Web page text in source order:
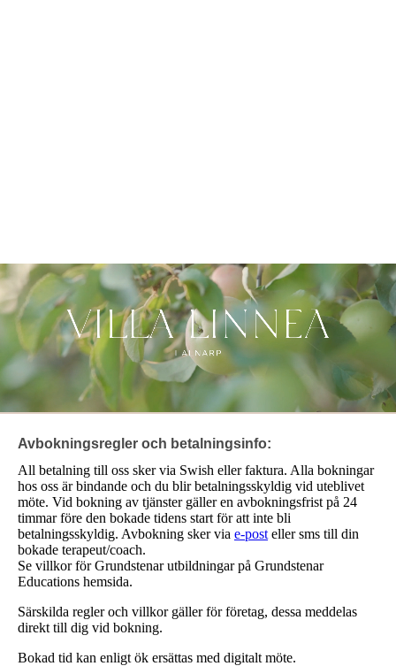
Avbokningsregler och betalningsinfo:
All betalning till oss sker via Swish eller faktura. Alla bokningar
hos oss är bindande och du blir betalningsskyldig vid uteblivet
möte. Vid bokning av tjänster gäller en avbokningsfrist på 24
timmar före den bokade tidens start för att inte bli
betalningsskyldig. Avbokning sker via e-post eller sms till din
bokade terapeut/coach.
Se villkor för Grundstenar utbildningar på Grundstenar
Educations hemsida.
Särskilda regler och villkor gäller för företag, dessa meddelas
direkt till dig vid bokning.
Bokad tid kan enligt ök ersättas med digitalt möte.